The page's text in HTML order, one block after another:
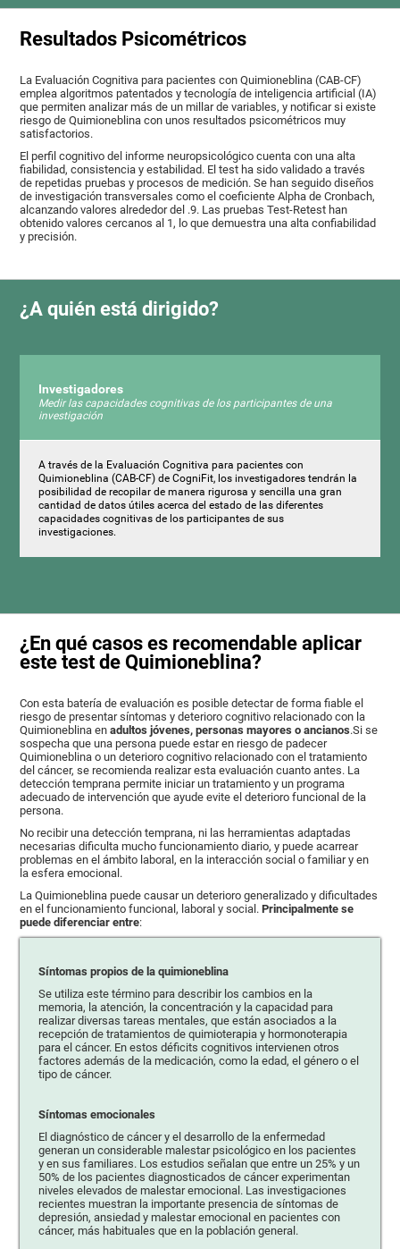
Resultados Psicométricos
La Evaluación Cognitiva para pacientes con Quimioneblina (CAB-CF)
emplea algoritmos patentados y tecnología de inteligencia artificial (IA)
que permiten analizar más de un millar de variables, y notificar si existe
riesgo de Quimioneblina con unos resultados psicométricos muy
satisfactorios.
El perfil cognitivo del informe neuropsicológico cuenta con una alta
fiabilidad, consistencia y estabilidad. El test ha sido validado a través
de repetidas pruebas y procesos de medición. Se han seguido diseños
de investigación transversales como el coeficiente Alpha de Cronbach,
alcanzando valores alrededor del .9. Las pruebas Test-Retest han
obtenido valores cercanos al 1, lo que demuestra una alta confiabilidad
y precisión.
¿A quién está dirigido?
Investigadores
Medir las capacidades cognitivas de los participantes de una
investigación
A través de la Evaluación Cognitiva para pacientes con
Quimioneblina (CAB-CF) de CogniFit, los investigadores tendrán la
posibilidad de recopilar de manera rigurosa y sencilla una gran
cantidad de datos útiles acerca del estado de las diferentes
capacidades cognitivas de los participantes de sus
investigaciones.
¿En qué casos es recomendable aplicar
este test de Quimioneblina?
Con esta batería de evaluación es posible detectar de forma fiable el
riesgo de presentar síntomas y deterioro cognitivo relacionado con la
Quimioneblina enadultos jóvenes, personas mayores o ancianos.Si se
sospecha que una persona puede estar en riesgo de padecer
Quimioneblina o un deterioro cognitivo relacionado con el tratamiento
del cáncer, se recomienda realizar esta evaluación cuanto antes. La
detección temprana permite iniciar un tratamiento y un programa
adecuado de intervención que ayude evite el deterioro funcional de la
persona.
No recibir una detección temprana, ni las herramientas adaptadas
necesarias dificulta mucho funcionamiento diario, y puede acarrear
problemas en el ámbito laboral, en la interacción social o familiar y en
la esfera emocional.
La Quimioneblina puede causar un deterioro generalizado y dificultades
en el funcionamiento funcional, laboral y social.Principalmente se
puede diferenciar entre:
Síntomas propios de la quimioneblina
Se utiliza este término para describir los cambios en la
memoria, la atención, la concentración y la capacidad para
realizar diversas tareas mentales, que están asociados a la
recepción de tratamientos de quimioterapia y hormonoterapia
para el cáncer. En estos déficits cognitivos intervienen otros
factores además de la medicación, como la edad, el género o el
tipo de cáncer.
Síntomas emocionales
El diagnóstico de cáncer y el desarrollo de la enfermedad
generan un considerable malestar psicológico en los pacientes
y en sus familiares. Los estudios señalan que entre un 25% y un
50% de los pacientes diagnosticados de cáncer experimentan
niveles elevados de malestar emocional. Las investigaciones
recientes muestran la importante presencia de síntomas de
depresión, ansiedad y malestar emocional en pacientes con
cáncer, más habituales que en la población general.